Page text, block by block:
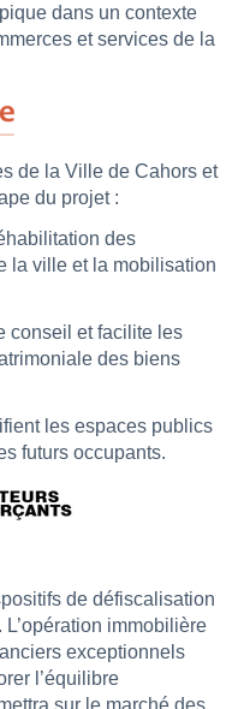
dans un contexte
et services de la
de la Ville de Cahors et
du projet :
des
la ville et la mobilisation
conseil et facilite les
des biens
les espaces publics
futurs occupants.
de défiscalisation
immobilière
exceptionnels
l’équilibre
sur le marché des